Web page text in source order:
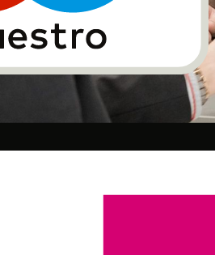
(Foto: Swiss Travel System)